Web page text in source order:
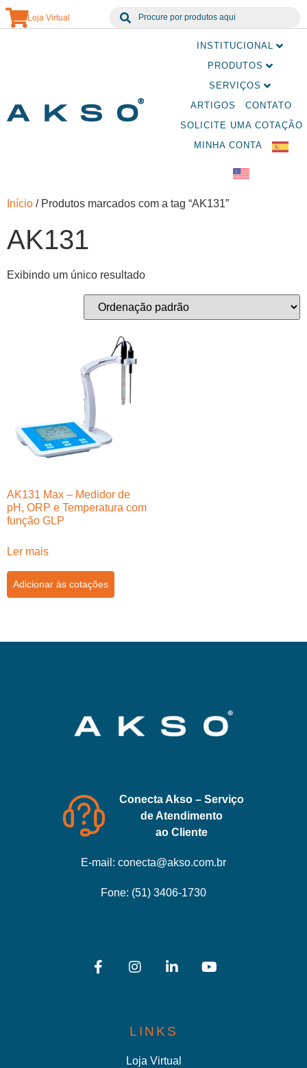
Loja Virtual
INSTITUCIONAL
PRODUTOS
SERVIÇOS
ARTIGOS
CONTATO
SOLICITE UMA COTAÇÃO
MINHA CONTA
Início / Produtos marcados com a tag “AK131”
AK131
Exibindo um único resultado
AK131 Max – Medidor de
pH, ORP e Temperatura com
função GLP
Ler mais
Adicionar às cotações
Conecta Akso – Serviço
de Atendimento
ao Cliente
E-mail: conecta@akso.com.br
Fone: (51) 3406-1730
LINKS
Loja Virtual